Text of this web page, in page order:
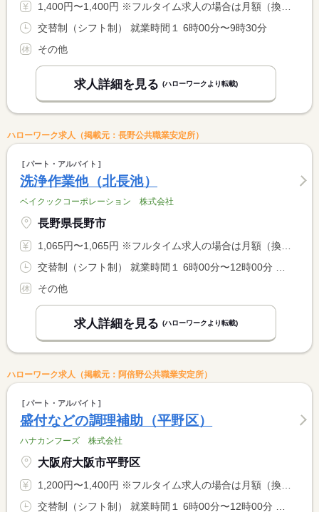
1,400円〜1,400円 ※フルタイム求人の場合は月額（換算額）、パート求人の場合は時間額を表示しています。
交替制（シフト制） 就業時間１ 6時00分〜9時30分
その他
求人詳細を見る (ハローワークより転載)
ハローワーク求人（掲載元：長野公共職業安定所）
パート・アルバイト
洗浄作業他（北長池）
ベイクックコーポレーション 株式会社
長野県長野市
1,065円〜1,065円 ※フルタイム求人の場合は月額（換算額）、パート求人の場合は時間額を表示しています。
交替制（シフト制） 就業時間１ 6時00分〜12時00分 就業時間２ 8時00分〜12時00分 就業時間に関する特記事項 （１）と（２）の選択 <BR> ※早出、残業をお願いする事があります。
その他
求人詳細を見る (ハローワークより転載)
ハローワーク求人（掲載元：阿倍野公共職業安定所）
パート・アルバイト
盛付などの調理補助（平野区）
ハナカンフーズ 株式会社
大阪府大阪市平野区
1,200円〜1,400円 ※フルタイム求人の場合は月額（換算額）、パート求人の場合は時間額を表示しています。
交替制（シフト制） 就業時間１ 6時00分〜12時00分 就業時間２ 8時00分〜14時00分 又は 6時00分〜14時00分の時間の間の6時間程度 就業時間に関する特記事項 様々な勤務帯がありますので、面接時にご相談ください。 <BR> 生活リズムに合わせて、曜日固定も可能です。